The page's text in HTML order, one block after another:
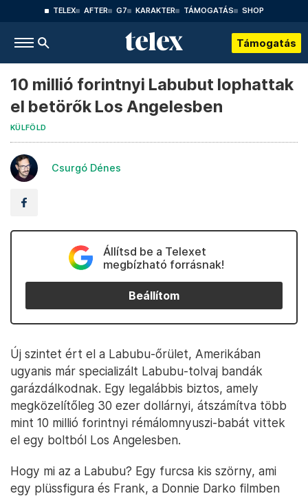
TELEX AFTER G7 KARAKTER TÁMOGATÁS SHOP
Támogatás
10 millió forintnyi Labubut lophattak
el betörők Los Angelesben
KÜLFÖLD
Csurgó Dénes
Állítsd be a Telexet
megbízható forrásnak!
Beállítom
Új szintet ért el a Labubu-őrület, Amerikában
ugyanis már specializált Labubu-tolvaj bandák
garázdálkodnak. Egy legalábbis biztos, amely
megközelítőleg 30 ezer dollárnyi, átszámítva több
mint 10 millió forintnyi rémálomnyuszi-babát vittek
el egy boltból Los Angelesben.
Hogy mi az a Labubu? Egy furcsa kis szörny, ami
egy plüssfigura és Frank, a Donnie Darko filmben